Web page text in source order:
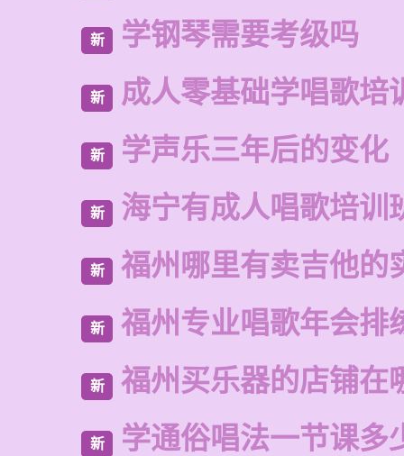
新 学钢琴需要考级吗
新 成人零基础学唱歌培
新 学声乐三年后的变化
新 海宁有成人唱歌培训
新 福州哪里有卖吉他的
新 福州专业唱歌年会排
新 福州买乐器的店铺在
新 学通俗唱法一节课多